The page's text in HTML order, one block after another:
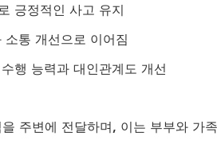
긍정적인 사고 유지
통 개선으로 이어짐
행 능력과 대인관계도 개선
주변에 전달하며, 이는 부부와 가